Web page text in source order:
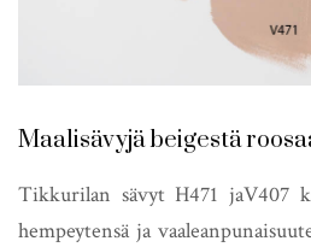
Maalisävyjä beigestä
Tikkurilan sävyt H471 jaV407
hempeytensä ja